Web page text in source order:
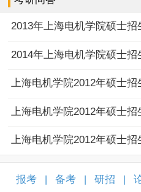
2013年上海电机学院硕士招
2014年上海电机学院硕士招
上海电机学院2012年硕士
上海电机学院2012年硕士
上海电机学院2012年硕士招
报考 备考 研招